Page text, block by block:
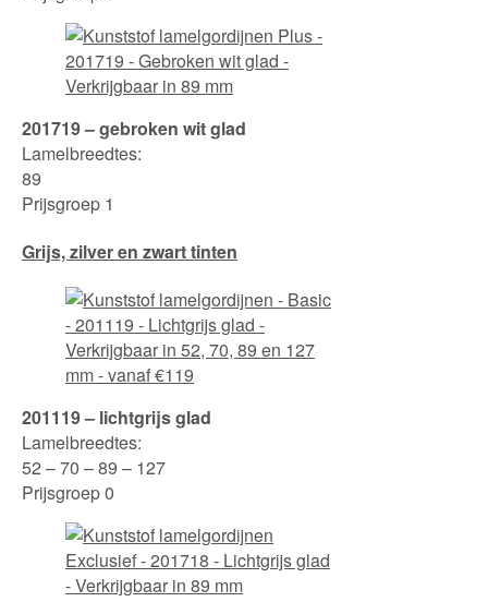
201719 – gebroken wit glad
Lamelbreedtes:
89
Prijsgroep 1
Grijs, zilver en zwart tinten
201119 – lichtgrijs glad
Lamelbreedtes:
52 – 70 – 89 – 127
Prijsgroep 0